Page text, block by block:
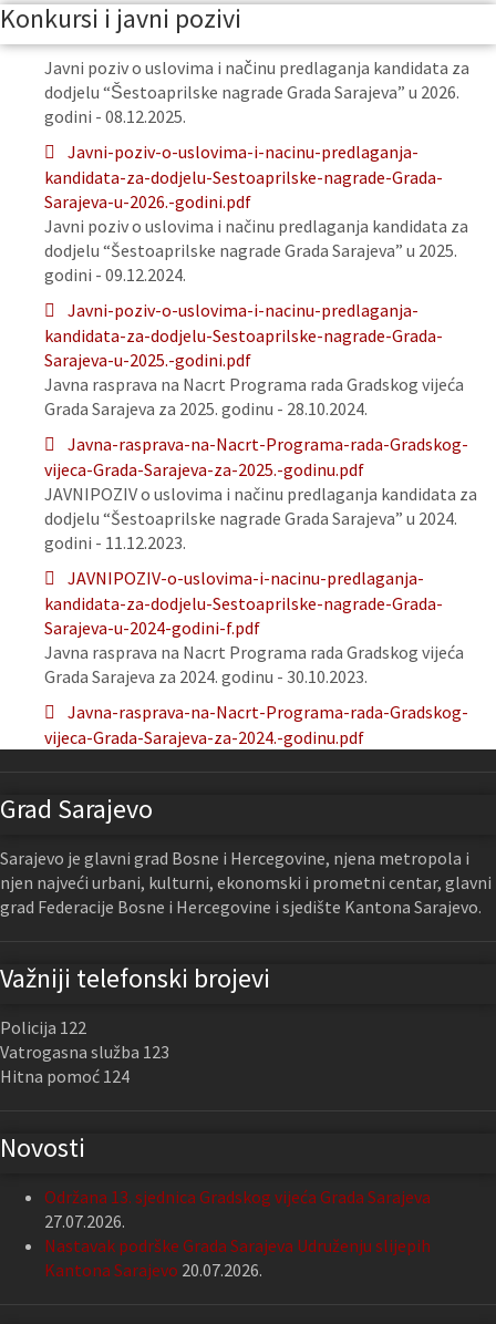
Konkursi i javni pozivi
Javni poziv o uslovima i načinu predlaganja kandidata za
dodjelu “Šestoaprilske nagrade Grada Sarajeva” u 2026.
godini - 08.12.2025.
Javni-poziv-o-uslovima-i-nacinu-predlaganja-
kandidata-za-dodjelu-Sestoaprilske-nagrade-Grada-
Sarajeva-u-2026.-godini.pdf
Javni poziv o uslovima i načinu predlaganja kandidata za
dodjelu “Šestoaprilske nagrade Grada Sarajeva” u 2025.
godini - 09.12.2024.
Javni-poziv-o-uslovima-i-nacinu-predlaganja-
kandidata-za-dodjelu-Sestoaprilske-nagrade-Grada-
Sarajeva-u-2025.-godini.pdf
Javna rasprava na Nacrt Programa rada Gradskog vijeća
Grada Sarajeva za 2025. godinu - 28.10.2024.
Javna-rasprava-na-Nacrt-Programa-rada-Gradskog-
vijeca-Grada-Sarajeva-za-2025.-godinu.pdf
JAVNIPOZIV o uslovima i načinu predlaganja kandidata za
dodjelu “Šestoaprilske nagrade Grada Sarajeva” u 2024.
godini - 11.12.2023.
JAVNIPOZIV-o-uslovima-i-nacinu-predlaganja-
kandidata-za-dodjelu-Sestoaprilske-nagrade-Grada-
Sarajeva-u-2024-godini-f.pdf
Javna rasprava na Nacrt Programa rada Gradskog vijeća
Grada Sarajeva za 2024. godinu - 30.10.2023.
Javna-rasprava-na-Nacrt-Programa-rada-Gradskog-
vijeca-Grada-Sarajeva-za-2024.-godinu.pdf
Grad Sarajevo
Sarajevo je glavni grad Bosne i Hercegovine, njena metropola i
njen najveći urbani, kulturni, ekonomski i prometni centar, glavni
grad Federacije Bosne i Hercegovine i sjedište Kantona Sarajevo.
Važniji telefonski brojevi
Policija 122
Vatrogasna služba 123
Hitna pomoć 124
Novosti
Održana 13. sjednica Gradskog vijeća Grada Sarajeva
27.07.2026.
Nastavak podrške Grada Sarajeva Udruženju slijepih
Kantona Sarajevo 20.07.2026.